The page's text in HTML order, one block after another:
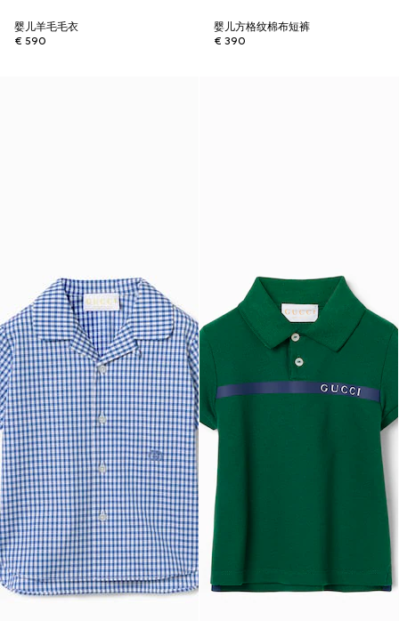
婴儿羊毛毛衣
€ 590
婴儿方格纹棉布短裤
€ 390